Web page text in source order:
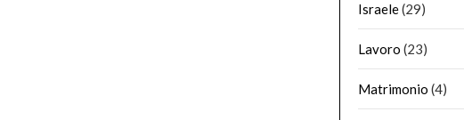
Israele(29)
Lavoro (23)
Matrimonio (4)